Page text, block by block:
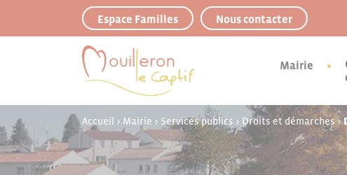
Espace Familles Nous contacter
Mairie
Accueil > Mairie > Services publics > Droits et démarches >
Panneau de gestion des cookies